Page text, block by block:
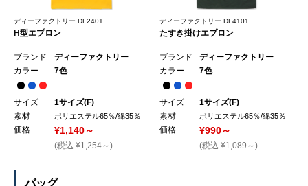
ディーファクトリー DF2401
H型エプロン
ブランド
ディーファクトリー
カラー
7色
サイズ
1サイズ(F)
素材
ポリエステル65％/綿35％
価格 ¥1,140～
(税込 ¥1,254～)
ディーファクトリー DF4101
たすき掛けエプロン
ブランド
ディーファクトリー
カラー
7色
サイズ
1サイズ(F)
素材
ポリエステル65％/綿35％
価格 ¥990～
(税込 ¥1,089～)
バッグ